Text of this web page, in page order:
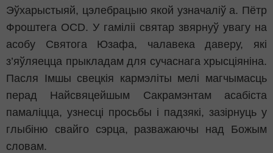
Эўхарыстыяй, цэлебрацыю якой узначаліў а. Пётр
Фроштега OCD. У гаміліі святар звярнуў увагу на
асобу Святога Юзафа, чалавека даверу, які
з’яўляецца прыкладам для сучаснага хрысціяніна.
Пасля Імшы свецкія кармэліты мелі магчымасць
перад Найсвяцейшым Сакрамэнтам асабіста
памаліцца, узнесці просьбы і падзякі, зазірнуць у
глыбіню свайго сэрца, разважаючы над Божым
словам.